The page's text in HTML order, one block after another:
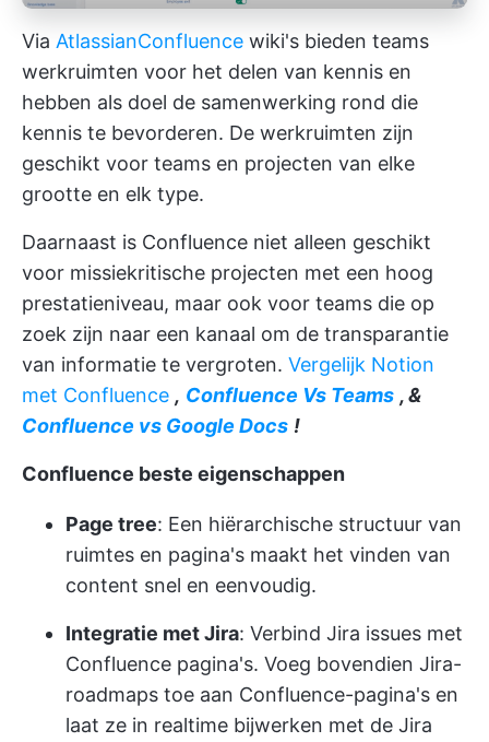
Via AtlassianConfluence wiki's bieden teams
werkruimten voor het delen van kennis en
hebben als doel de samenwerking rond die
kennis te bevorderen. De werkruimten zijn
geschikt voor teams en projecten van elke
grootte en elk type.
Daarnaast is Confluence niet alleen geschikt
voor missiekritische projecten met een hoog
prestatieniveau, maar ook voor teams die op
zoek zijn naar een kanaal om de transparantie
van informatie te vergroten. Vergelijk Notion
met Confluence , Confluence Vs Teams , &
Confluence vs Google Docs !
Confluence beste eigenschappen
Page tree: Een hiërarchische structuur van
ruimtes en pagina's maakt het vinden van
content snel en eenvoudig.
Integratie met Jira: Verbind Jira issues met
Confluence pagina's. Voeg bovendien Jira-
roadmaps toe aan Confluence-pagina's en
laat ze in realtime bijwerken met de Jira